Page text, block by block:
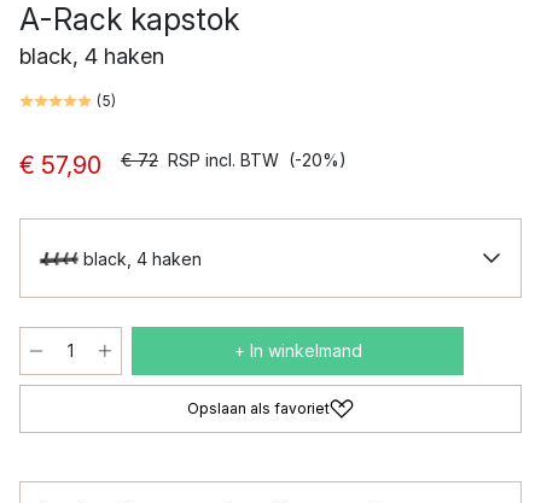
A-Rack kapstok
black, 4 haken
(5)
€ 57,90 € 72 RSP incl. BTW (-20%)
black, 4 haken
+ In winkelmand
Opslaan als favoriet